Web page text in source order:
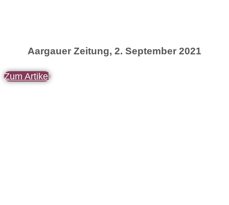
Aargauer Zeitung, 2. September 2021
Zum Artikel